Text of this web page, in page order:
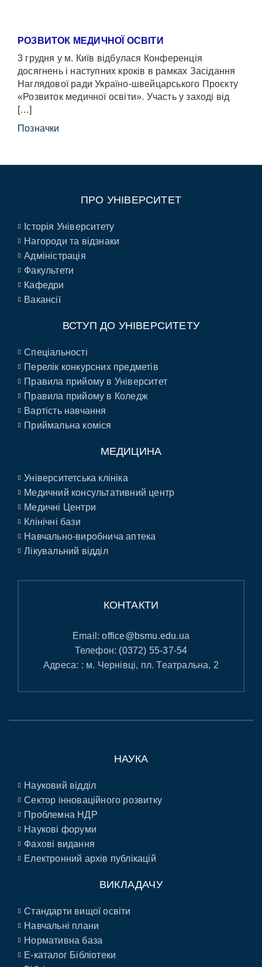
РОЗВИТОК МЕДИЧНОЇ ОСВІТИ
3 грудня у м. Київ відбулася Конференція
досягнень і наступних кроків в рамках Засідання
Наглядової ради Україно-швейцарського Проєкту
«Розвиток медичної освіти». Участь у заході від
[…]
Позначки
ПРО УНІВЕРСИТЕТ
Історія Університету
Нагороди та відзнаки
Адміністрація
Факультети
Кафедри
Вакансії
ВСТУП ДО УНІВЕРСИТЕТУ
Спеціальності
Перелік конкурсних предметів
Правила прийому в Університет
Правила прийому в Коледж
Вартість навчання
Приймальна коміся
МЕДИЦИНА
Університетська клініка
Медичний консультативний центр
Медичні Центри
Клінічні бази
Навчально-виробнича аптека
Лікувальний відділ
КОНТАКТИ
Email:office@bsmu.edu.ua
Телефон: (0372) 55-37-54
Адреса: : м. Чернівці, пл. Театральна, 2
НАУКА
Науковий відділ
Сектор інноваційного розвитку
Проблемна НДР
Наукові форуми
Фахові видання
Електронний архів публікацій
ВИКЛАДАЧУ
Стандарти вищої освіти
Навчальні плани
Нормативна база
E-каталог Бібліотеки